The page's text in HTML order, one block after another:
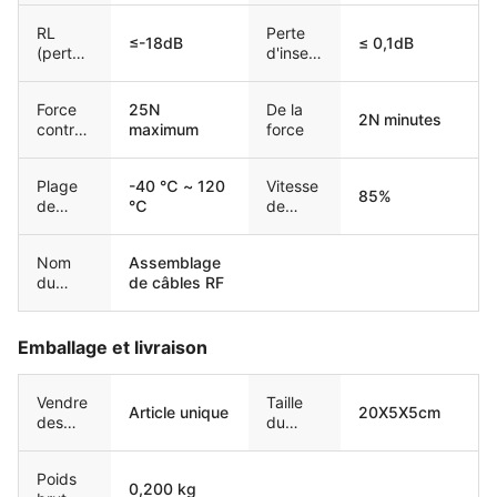
RL
(perte
≤-18dB
Perte
d'insert
≤ 0,1dB
Force
contrai
25N
maximum
De la
force
2N minutes
Plage
de
-40 ℃ ~ 120
℃
Vitesse
de
85%
Nom
du
Assemblage
de câbles RF
Emballage et livraison
Vendre
des
Article unique
Taille
du
20X5X5cm
Poids
0,200 kg